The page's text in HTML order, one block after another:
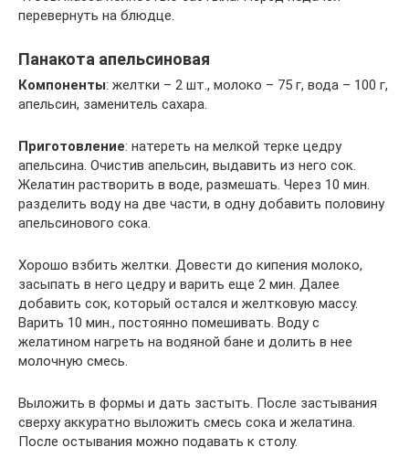
перевернуть на блюдце.
Панакота апельсиновая
Компоненты: желтки – 2 шт., молоко – 75 г, вода – 100 г,
апельсин, заменитель сахара.
Приготовление: натереть на мелкой терке цедру
апельсина. Очистив апельсин, выдавить из него сок.
Желатин растворить в воде, размешать. Через 10 мин.
разделить воду на две части, в одну добавить половину
апельсинового сока.
Хорошо взбить желтки. Довести до кипения молоко,
засыпать в него цедру и варить еще 2 мин. Далее
добавить сок, который остался и желтковую массу.
Варить 10 мин., постоянно помешивать. Воду с
желатином нагреть на водяной бане и долить в нее
молочную смесь.
Выложить в формы и дать застыть. После застывания
сверху аккуратно выложить смесь сока и желатина.
После остывания можно подавать к столу.